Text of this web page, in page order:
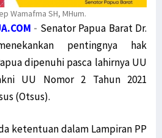
Wamafma SH, MHum.
- Senator Papua Barat Dr.
pentingnya hak
dipenuhi pasca lahirnya UU
UU Nomor 2 Tahun 2021
(Otsus).
ketentuan dalam Lampiran PP